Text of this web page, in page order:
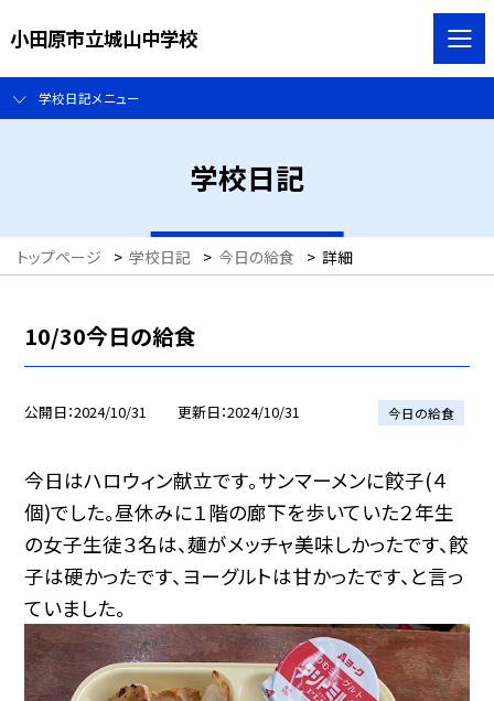
小田原市立城山中学校
学校日記メニュー
学校日記
トップページ > 学校日記 > 今日の給食 > 詳細
10/30今日の給食
公開日 2024/10/31 更新日 2024/10/31 今日の給食
今日はハロウィン献立です。サンマーメンに餃子(４
個)でした。昼休みに１階の廊下を歩いていた２年生
の女子生徒３名は、麺がメッチャ美味しかったです、餃
子は硬かったです、ヨーグルトは甘かったです、と言っ
ていました。